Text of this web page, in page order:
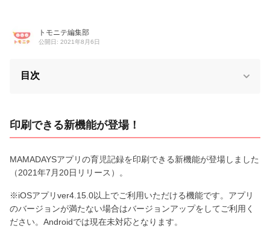
トモニテ編集部
公開日: 2021年8月6日
目次
印刷できる新機能が登場！
MAMADAYSアプリの育児記録を印刷できる新機能が登場しました
（2021年7月20日リリース）。
※iOSアプリver4.15.0以上でご利用いただける機能です。アプリ
のバージョンが満たない場合はバージョンアップをしてご利用く
ださい。Androidでは現在未対応となります。